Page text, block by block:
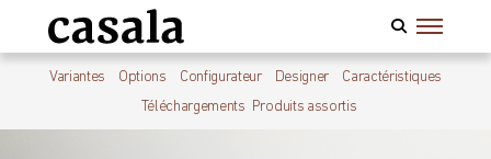
Variantes Options Configurateur Designer
Caractéristiques
Téléchargements Produits assortis